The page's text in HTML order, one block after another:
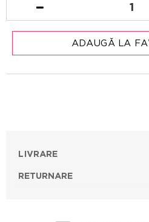
1
ADAUGĂ LA
LIVRARE
RETURNARE